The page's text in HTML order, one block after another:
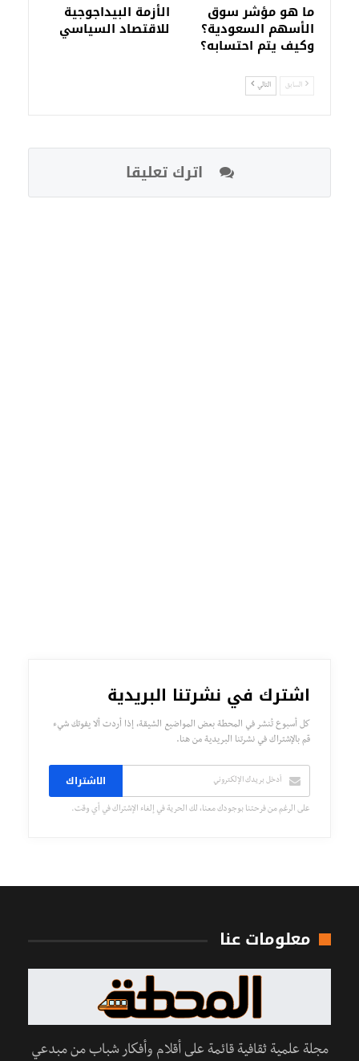
ما هو مؤشر سوق
الأسهم السعودية؟
وكيف يتم احتسابه؟
الأزمة البيداجوجية
للاقتصاد السياسي
السابق التالي
اترك تعليقا
اشترك في نشرتنا البريدية
كل أسبوع تُنشر في المحطة بعض المواضيع الشيقة، إذا أردت ألا يفوتك شيء
قم بالإشتراك في نشرتنا البريدية من هنا.
الاشتراك
على الرغم من فرحتنا بوجودك معنا، لك الحرية في إلغاء الإشتراك في أي وقت.
معلومات عنا
مجلة علمية ثقافية قائمة على أقلام وأفكار شباب من مبدعي